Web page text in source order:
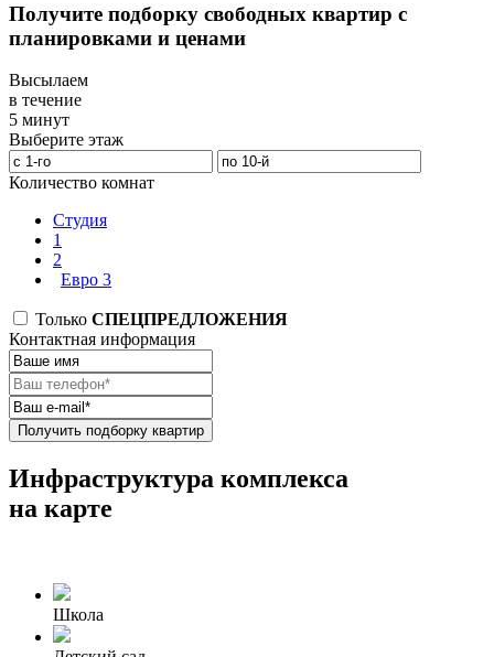
Получите подборку свободных квартир с
планировками и ценами
Высылаем
в течение
5 минут
Выберите этаж
Количество комнат
Студия
1
2
Евро 3
Только СПЕЦПРЕДЛОЖЕНИЯ
Контактная информация
Получить подборку квартир
Инфраструктура комплекса
на карте
Школа